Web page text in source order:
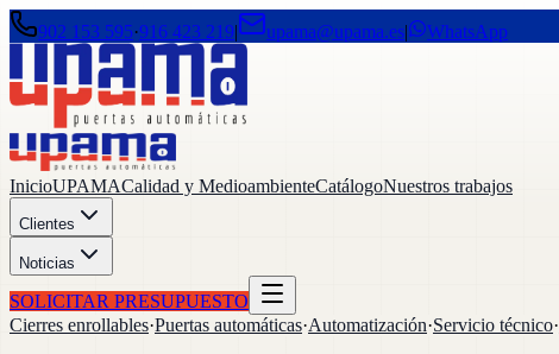
902 153 595·916 423 219| upama@upama.es| WhatsApp
InicioUPAMACalidad y MedioambienteCatálogoNuestros trabajos
Clientes
Noticias
SOLICITAR PRESUPUESTO
Cierres enrollables·Puertas automáticas·Automatización·Servicio técnico·